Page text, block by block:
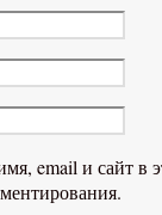
email и сайт в